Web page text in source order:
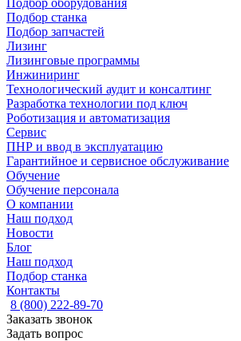
Подбор оборудования
Подбор станка
Подбор запчастей
Лизинг
Лизинговые программы
Инжиниринг
Технологический аудит и консалтинг
Разработка технологии под ключ
Роботизация и автоматизация
Сервис
ПНР и ввод в эксплуатацию
Гарантийное и сервисное обслуживание
Обучение
Обучение персонала
О компании
Наш подход
Новости
Блог
Наш подход
Подбор станка
Контакты
8 (800) 222-89-70
Заказать звонок
Задать вопрос